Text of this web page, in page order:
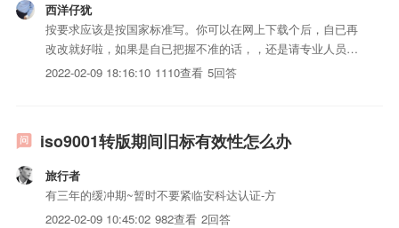
西洋仔犹
按要求应该是按国家标准写。你可以在网上下载个后，自已再
改改就好啦，如果是自已把握不准的话，，还是请专业人员搞
好一些，，因为ISO9000涉及很多国家标准内容，只有对国家
2022-02-09 18:16:10 1110查看 5回答
iso9001转版期间旧标有效性怎么办
旅行者
有三年的缓冲期~暂时不要紧临安科达认证-方
2022-02-09 10:45:02 982查看 2回答